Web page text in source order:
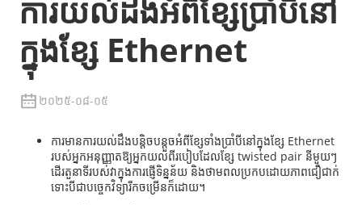
ការយល់ដឹងអំពីខ្សែប្រាំបីនៅ
ក្នុងខ្សែ Ethernet
២០២៥-០៨-០៥
ការមានការយល់ដឹងបន្តិចបន្តួចអំពីខ្សែទាំងប្រាំបីនៅក្នុងខ្សែ Ethernet
របស់អ្នកអនុញ្ញាតឱ្យអ្នកយល់ពីរបៀបដែលខ្សែ twisted pair នីមួយៗ
ដើរតួនាទីរបស់វាក្នុងការផ្ញើទិន្នន័យ និងថាមពលប្រកបដោយភាពជឿជាក់
ទោះបីជាបច្ចេកវិទ្យារីកចម្រើនក៏ដោយ។